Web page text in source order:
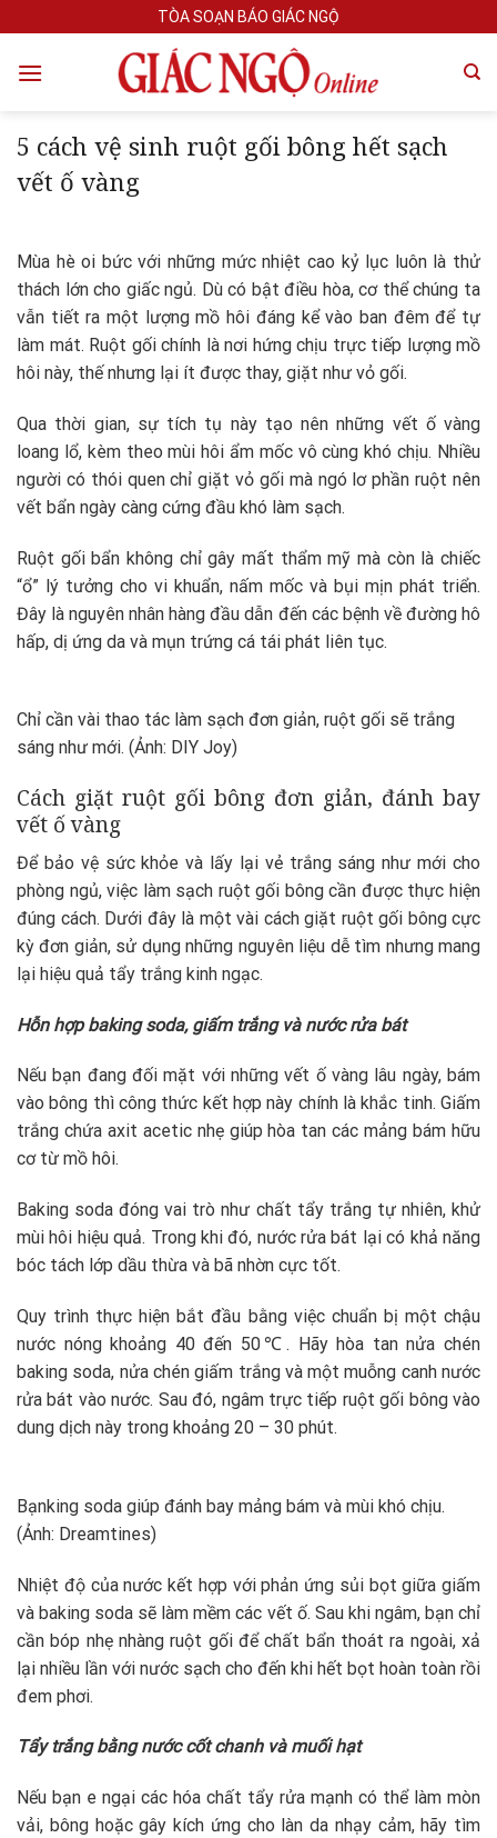
to
content
TÒA SOẠN BÁO GIÁC NGỘ
5 cách vệ sinh ruột gối bông hết sạch
vết ố vàng
Mùa hè oi bức với những mức nhiệt cao kỷ lục luôn là thử
thách lớn cho giấc ngủ. Dù có bật điều hòa, cơ thể chúng ta
vẫn tiết ra một lượng mồ hôi đáng kể vào ban đêm để tự
làm mát. Ruột gối chính là nơi hứng chịu trực tiếp lượng mồ
hôi này, thế nhưng lại ít được thay, giặt như vỏ gối.
Qua thời gian, sự tích tụ này tạo nên những vết ố vàng
loang lổ, kèm theo mùi hôi ẩm mốc vô cùng khó chịu. Nhiều
người có thói quen chỉ giặt vỏ gối mà ngó lơ phần ruột nên
vết bẩn ngày càng cứng đầu khó làm sạch.
Ruột gối bẩn không chỉ gây mất thẩm mỹ mà còn là chiếc
“ổ” lý tưởng cho vi khuẩn, nấm mốc và bụi mịn phát triển.
Đây là nguyên nhân hàng đầu dẫn đến các bệnh về đường hô
hấp, dị ứng da và mụn trứng cá tái phát liên tục.
Chỉ cần vài thao tác làm sạch đơn giản, ruột gối sẽ trắng
sáng như mới. (Ảnh: DIY Joy)
Cách giặt ruột gối bông đơn giản, đánh bay
vết ố vàng
Để bảo vệ sức khỏe và lấy lại vẻ trắng sáng như mới cho
phòng ngủ, việc làm sạch ruột gối bông cần được thực hiện
đúng cách. Dưới đây là một vài cách giặt ruột gối bông cực
kỳ đơn giản, sử dụng những nguyên liệu dễ tìm nhưng mang
lại hiệu quả tẩy trắng kinh ngạc.
Hỗn hợp baking soda, giấm trắng và nước rửa bát
Nếu bạn đang đối mặt với những vết ố vàng lâu ngày, bám
vào bông thì công thức kết hợp này chính là khắc tinh. Giấm
trắng chứa axit acetic nhẹ giúp hòa tan các mảng bám hữu
cơ từ mồ hôi.
Baking soda đóng vai trò như chất tẩy trắng tự nhiên, khử
mùi hôi hiệu quả. Trong khi đó, nước rửa bát lại có khả năng
bóc tách lớp dầu thừa và bã nhờn cực tốt.
Quy trình thực hiện bắt đầu bằng việc chuẩn bị một chậu
nước nóng khoảng 40 đến 50℃. Hãy hòa tan nửa chén
baking soda, nửa chén giấm trắng và một muỗng canh nước
rửa bát vào nước. Sau đó, ngâm trực tiếp ruột gối bông vào
dung dịch này trong khoảng 20 – 30 phút.
Bạnking soda giúp đánh bay mảng bám và mùi khó chịu.
(Ảnh: Dreamtines)
Nhiệt độ của nước kết hợp với phản ứng sủi bọt giữa giấm
và baking soda sẽ làm mềm các vết ố. Sau khi ngâm, bạn chỉ
cần bóp nhẹ nhàng ruột gối để chất bẩn thoát ra ngoài, xả
lại nhiều lần với nước sạch cho đến khi hết bọt hoàn toàn rồi
đem phơi.
Tẩy trắng bằng nước cốt chanh và muối hạt
Nếu bạn e ngại các hóa chất tẩy rửa mạnh có thể làm mòn
vải, bông hoặc gây kích ứng cho làn da nhạy cảm, hãy tìm